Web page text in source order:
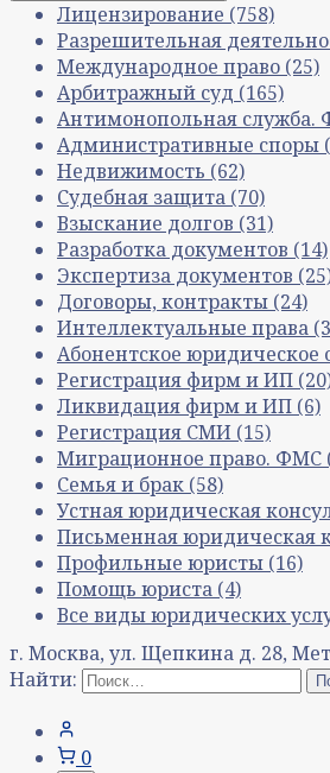
Лицензирование (758)
Разрешительная
Международное право (25)
Арбитражный суд (165)
Антимонопольная служба.
Административные споры
Недвижимость (62)
Судебная защита (70)
Взыскание долгов (31)
Разработка документов (14)
Экспертиза документов
Договоры, контракты (24)
Интеллектуальные права
Абонентское юридическое
Регистрация фирм и ИП
Ликвидация фирм и ИП (6)
Регистрация СМИ (15)
Миграционное право. ФМС
Семья и брак (58)
Устная юридическая
Письменная юридическая
Профильные юристы (16)
Помощь юриста (4)
Все виды юридических
г. Москва, ул. Щепкина д. 28,
Найти:
0